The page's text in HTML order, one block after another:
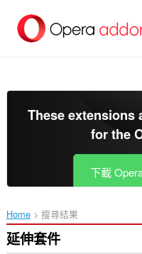
區
These extensions
for the
下載
Home 搜尋結果
延伸套件